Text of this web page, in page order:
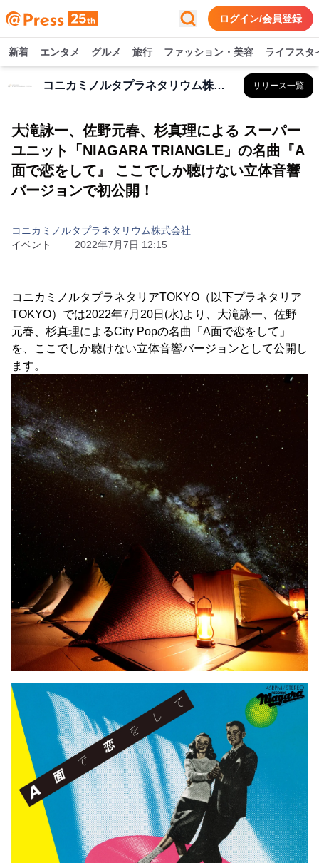
ログイン/会員登録
新着 エンタメ グルメ 旅行 ファッション・美容 ライフスタ
コニカミノルタプラネタリウム株式会社 リリース一覧
大滝詠一、佐野元春、杉真理による スーパー
ユニット「NIAGARA TRIANGLE」の名曲『A
面で恋をして』 ここでしか聴けない立体音響
バージョンで初公開！
コニカミノルタプラネタリウム株式会社
イベント
2022年7月7日 12:15
コニカミノルタプラネタリアTOKYO（以下プラネタリア
TOKYO）では2022年7月20日(水)より、大滝詠一、佐野
元春、杉真理によるCity Popの名曲「A面で恋をして」
を、ここでしか聴けない立体音響バージョンとして公開し
ます。